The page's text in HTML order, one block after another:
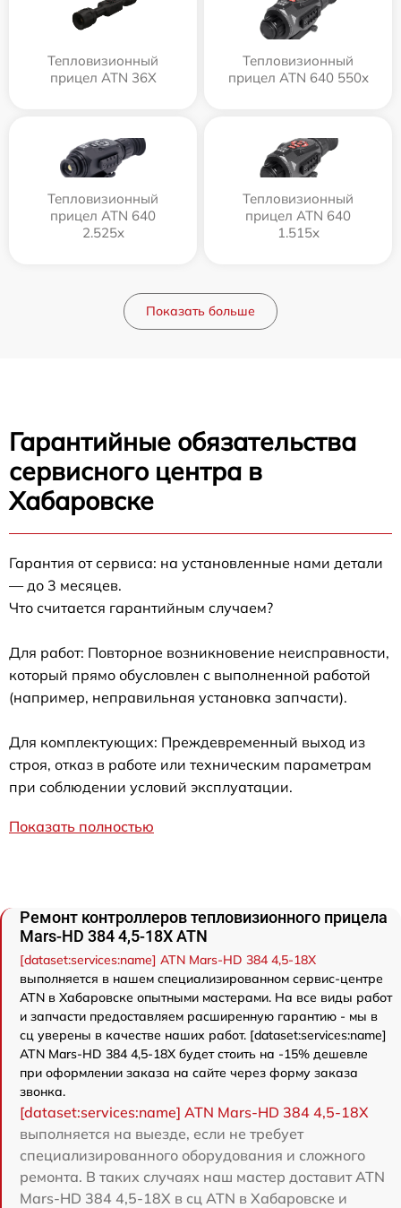
Тепловизионный
прицел ATN 36X
Тепловизионный
прицел ATN 640 550x
Тепловизионный
прицел ATN 640
2.525x
Тепловизионный
прицел ATN 640
1.515x
Показать больше
Гарантийные обязательства
сервисного центра в
Хабаровске
Гарантия от сервиса: на установленные нами детали
— до 3 месяцев.
Что считается гарантийным случаем?
Для работ: Повторное возникновение неисправности,
который прямо обусловлен с выполненной работой
(например, неправильная установка запчасти).
Для комплектующих: Преждевременный выход из
строя, отказ в работе или техническим параметрам
при соблюдении условий эксплуатации.
Показать полностью
Ремонт контроллеров тепловизионного прицела
Mars-HD 384 4,5-18X ATN
[dataset:services:name] ATN Mars-HD 384 4,5-18X
выполняется в нашем специализированном сервис-центре
ATN в Хабаровске опытными мастерами. На все виды работ
и запчасти предоставляем расширенную гарантию - мы в
сц уверены в качестве наших работ. [dataset:services:name]
ATN Mars-HD 384 4,5-18X будет стоить на -15% дешевле
при оформлении заказа на сайте через форму заказа
звонка.
[dataset:services:name] ATN Mars-HD 384 4,5-18X
выполняется на выезде, если не требует
специализированного оборудования и сложного
ремонта. В таких случаях наш мастер доставит ATN
Mars-HD 384 4,5-18X в сц ATN в Хабаровске и